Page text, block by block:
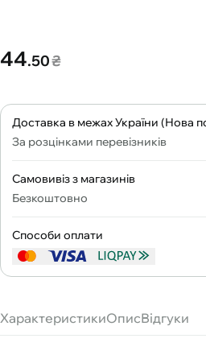
44.50₴
Доставка в межах України (Нова
За розцінками перевізників
Самовивіз з магазинів
Безкоштовно
Способи оплати
ХарактеристикиОписВідгуки